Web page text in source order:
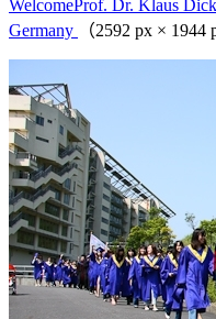
WelcomeProf. Dr. Klaus
Germany
（2592 px × 1944